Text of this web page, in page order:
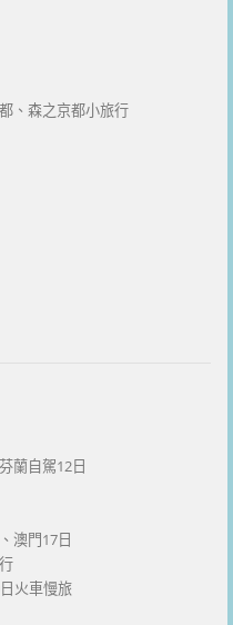
、森之京都小旅行
蘭自駕12日
澳門17日
火車慢旅